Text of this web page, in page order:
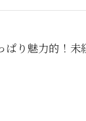
ぱり魅力的！